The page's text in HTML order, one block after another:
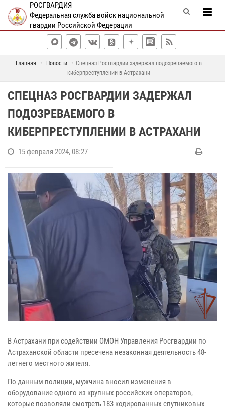
РОСГВАРДИЯ
Федеральная служба войск национальной
гвардии Российской Федерации
Главная Новости
Спецназ Росгвардии задержал подозреваемого в
киберпреступлении в Астрахани
СПЕЦНАЗ РОСГВАРДИИ ЗАДЕРЖАЛ
ПОДОЗРЕВАЕМОГО В
КИБЕРПРЕСТУПЛЕНИИ В АСТРАХАНИ
15 февраля 2024, 08:27
В Астрахани при содействии ОМОН Управления Росгвардии по
Астраханской области пресечена незаконная деятельность 48-
летнего местного жителя.
По данным полиции, мужчина вносил изменения в
оборудование одного из крупных российских операторов,
которые позволяли смотреть 183 кодированных спутниковых